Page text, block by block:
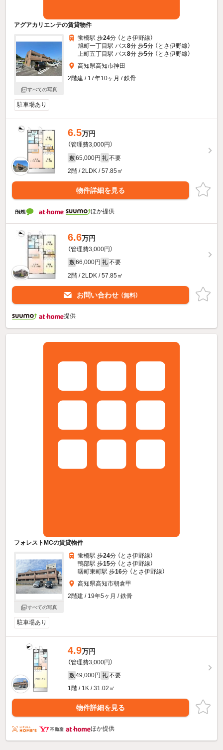
アグアカリエンテの賃貸物件
すべての写真
蛍橋駅 歩24分 （とさ伊野線）
旭町一丁目駅 バス8分 歩5分 （とさ伊野線）
上町五丁目駅 バス8分 歩5分 （とさ伊野線）
高知県高知市神田
2階建 / 17年10ヶ月 / 鉄骨
駐車場あり
6.5万円
（管理費3,000円）
敷 65,000円 礼 不要
2階 / 2LDK / 57.85㎡
物件詳細を見る
ほか提供
6.6万円
（管理費3,000円）
敷 66,000円 礼 不要
2階 / 2LDK / 57.85㎡
お問い合わせ （無料）
提供
フォレストMCの賃貸物件
すべての写真
蛍橋駅 歩24分 （とさ伊野線）
鴨部駅 歩15分 （とさ伊野線）
曙町東町駅 歩16分 （とさ伊野線）
高知県高知市朝倉甲
2階建 / 19年5ヶ月 / 鉄骨
駐車場あり
4.9万円
（管理費3,000円）
敷 49,000円 礼 不要
1階 / 1K / 31.02㎡
物件詳細を見る
ほか提供